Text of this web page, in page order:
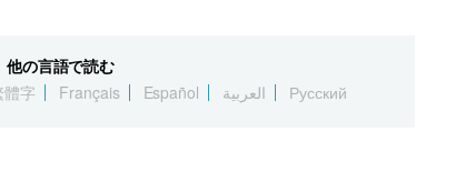
他の言語で読む
體字 Français Español العربية Русский